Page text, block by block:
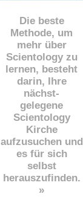
Die beste
Methode, um
mehr über
Scientology zu
lernen, besteht
darin, Ihre
nächst-
gelegene
Scientology
Kirche
aufzusuchen und
es für sich
selbst
herauszufinden.
»